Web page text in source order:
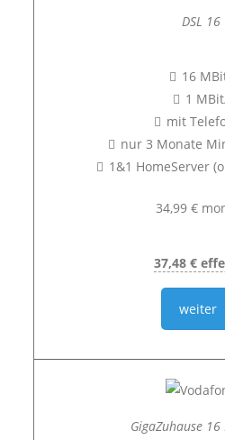
DSL 16
16
1
mit
nur 3 Monate
1&1 HomeServer
34,99 €
37,48 €
weiter
GigaZuhause 16